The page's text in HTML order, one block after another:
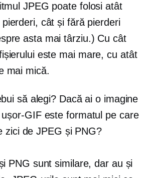
JPEG poate folosi atât
cât și fără pierderi
asta mai târziu.) Cu cât
este mai mare, cu atât
mai mică.
să alegi? Dacă ai o imagine
ușor-GIFeste formatul pe care
zici de JPEG și PNG?
PNG sunt similare, dar au și